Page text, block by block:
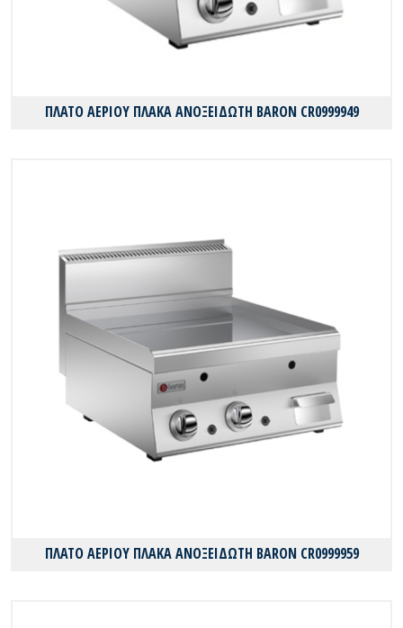
ΠΛΑΤΟ ΑΕΡΙΟΥ ΠΛΑΚΑ ΑΝΟΞΕΙΔΩΤΗ BARON CR0999949
ΠΛΑΤΟ ΑΕΡΙΟΥ ΠΛΑΚΑ ΑΝΟΞΕΙΔΩΤΗ BARON CR0999959